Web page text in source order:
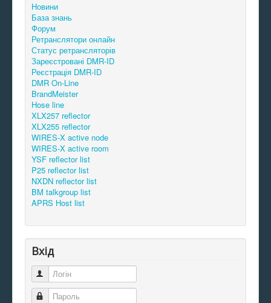
Новини
База знань
Форум
Ретранслятори онлайн
Статус ретрансляторів
Зареєстровані DMR-ID
Реєстрація DMR-ID
DMR On-Line
BrandMeister
Hose line
XLX257 reflector
XLX255 reflector
WIRES-X active node
WIRES-X active room
YSF reflector list
P25 reflector list
NXDN reflector list
BM talkgroup list
APRS Host list
Вхід
Логін
Пароль